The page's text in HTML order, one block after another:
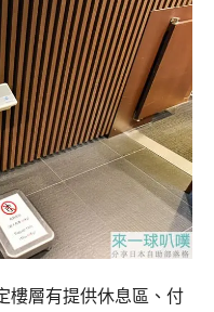
樓層有提供休息區、付